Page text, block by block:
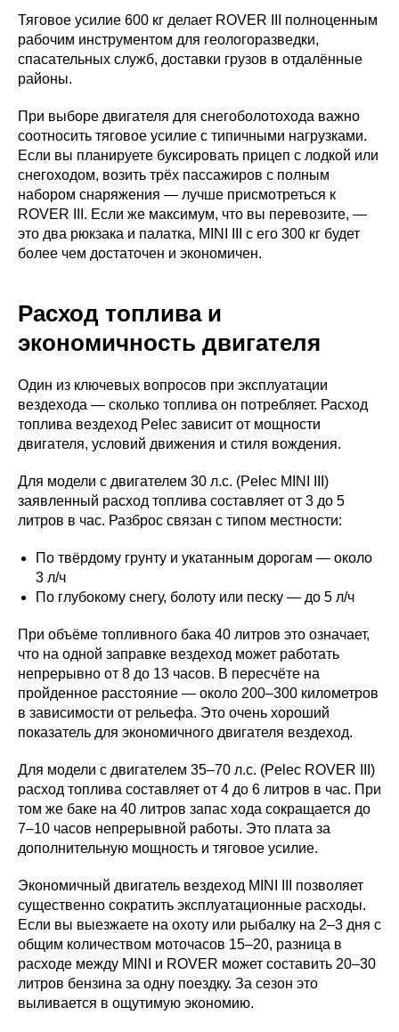
Тяговое усилие 600 кг делает ROVER III полноценным
рабочим инструментом для геологоразведки,
спасательных служб, доставки грузов в отдалённые
районы.
При выборе двигателя для снегоболотохода важно
соотносить тяговое усилие с типичными нагрузками.
Если вы планируете буксировать прицеп с лодкой или
снегоходом, возить трёх пассажиров с полным
набором снаряжения — лучше присмотреться к
ROVER III. Если же максимум, что вы перевозите, —
это два рюкзака и палатка, MINI III с его 300 кг будет
более чем достаточен и экономичен.
Расход топлива и
экономичность двигателя
Один из ключевых вопросов при эксплуатации
вездехода — сколько топлива он потребляет. Расход
топлива вездеход Pelec зависит от мощности
двигателя, условий движения и стиля вождения.
Для модели с двигателем 30 л.с. (Pelec MINI III)
заявленный расход топлива составляет от 3 до 5
литров в час. Разброс связан с типом местности:
По твёрдому грунту и укатанным дорогам — около
3 л/ч
По глубокому снегу, болоту или песку — до 5 л/ч
При объёме топливного бака 40 литров это означает,
что на одной заправке вездеход может работать
непрерывно от 8 до 13 часов. В пересчёте на
пройденное расстояние — около 200–300 километров
в зависимости от рельефа. Это очень хороший
показатель для экономичного двигателя вездеход.
Для модели с двигателем 35–70 л.с. (Pelec ROVER III)
расход топлива составляет от 4 до 6 литров в час. При
том же баке на 40 литров запас хода сокращается до
7–10 часов непрерывной работы. Это плата за
дополнительную мощность и тяговое усилие.
Экономичный двигатель вездеход MINI III позволяет
существенно сократить эксплуатационные расходы.
Если вы выезжаете на охоту или рыбалку на 2–3 дня с
общим количеством моточасов 15–20, разница в
расходе между MINI и ROVER может составить 20–30
литров бензина за одну поездку. За сезон это
выливается в ощутимую экономию.